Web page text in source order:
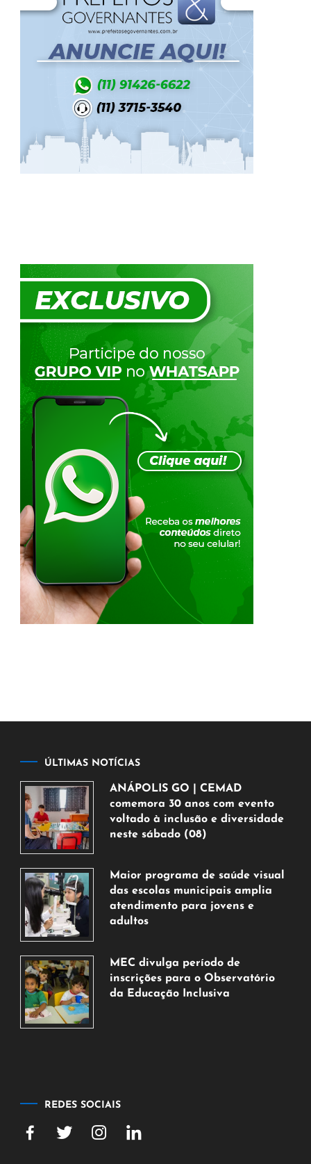
ÚLTIMAS NOTÍCIAS
ANÁPOLIS GO | CEMAD
comemora 30 anos com evento
voltado à inclusão e diversidade
neste sábado (08)
de
agosto
de
2026
Maior programa de saúde visual
das escolas municipais amplia
atendimento para jovens e
adultos
de
agosto
de
MEC divulga período de
inscrições para o Observatório
da Educação Inclusiva
REDES SOCIAIS